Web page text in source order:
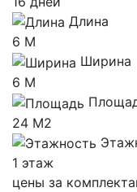
Длина
6 М
Ширина
6 М
24 М2
1 этаж
цены за